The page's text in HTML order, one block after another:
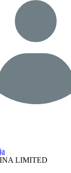
LIMITED